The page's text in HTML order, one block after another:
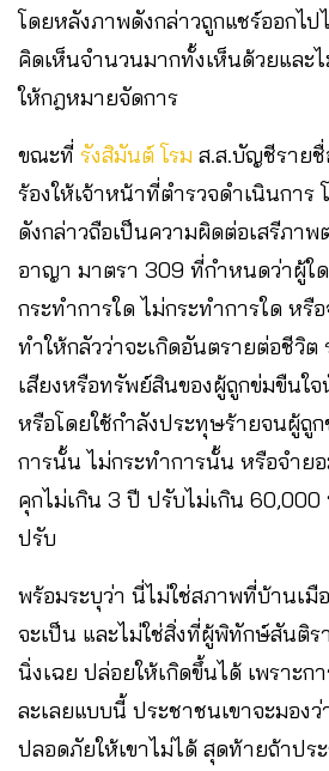
โดยหลังภาพดังกล่าวถูกแชร์ออกไป
คิดเห็นจำนวนมากทั้งเห็นด้วยและ
ให้กฎหมายจัดการ
ขณะที่ รังสิมันต์ โรม ส.ส.บัญชีรายชื่
ร้องให้เจ้าหน้าที่ตำรวจดำเนินการ
ดังกล่าวถือเป็นความผิดต่อเสรีภา
อาญา มาตรา 309 ที่กำหนดว่าผู้ใ
กระทำการใด ไม่กระทำการใด หรื
ทำให้กลัวว่าจะเกิดอันตรายต่อชีวิต
เสียงหรือทรัพย์สินของผู้ถูกข่มขืนใ
หรือโดยใช้กำลังประทุษร้ายจนผู้ถูก
การนั้น ไม่กระทำการนั้น หรือจำย
คุกไม่เกิน 3 ปี ปรับไม่เกิน
ปรับ
พร้อมระบุว่า นี่ไม่ใช่สภาพที่บ้านเมื
จะเป็น และไม่ใช่สิ่งที่ผู้พิทักษ์สันติร
นิ่งเฉย ปล่อยให้เกิดขึ้นได้ เพราะ
ละเลยแบบนี้ ประชาชนเขาจะมอง
ปลอดภัยให้เขาไม่ได้ สุดท้ายถ้าปร